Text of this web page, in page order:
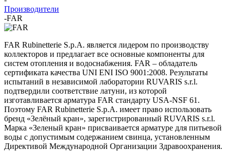
Производители
-FAR
FAR Rubinetterie S.p.A. является лидером по производству
коллекторов и предлагает все основные компоненты для
систем отопления и водоснабжения. FAR – обладатель
сертификата качества UNI ENI ISO 9001:2008. Результаты
испытаний в независимой лаборатории RUVARIS s.r.l.
подтвердили соответствие латуни, из которой
изготавливается арматура FAR стандарту USA-NSF 61.
Поэтому FAR Rubinetterie S.p.A. имеет право использовать
бренд «Зелёный кран», зарегистрированный RUVARIS s.r.l.
Марка «Зеленый кран» присваивается арматуре для питьевой
воды с допустимым содержанием свинца, установленным
Директивой Международной Организации Здравоохранения.